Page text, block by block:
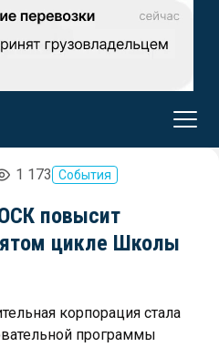
1 173 События
повысит
цикле Школы
корпорация стала
программы